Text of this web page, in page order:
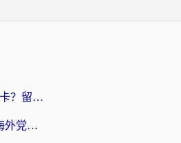
海外看优酷有限版权总被卡？留学生亲测有效的回国加速器选择指南
在国外如何登录12123？海外党必备的回国加速实用指南